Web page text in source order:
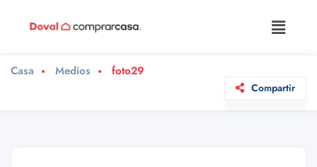
Casa Medios foto29
Compartir